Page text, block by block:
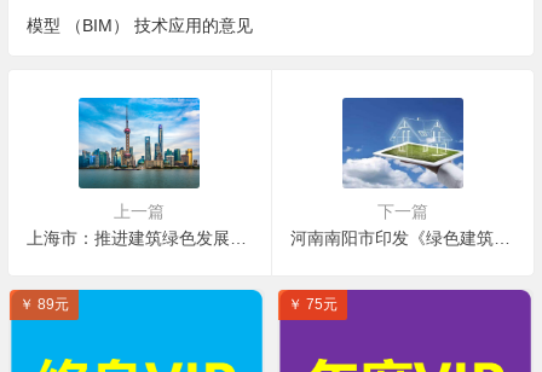
模型 （BIM） 技术应用的意见
上一篇
下一篇
河南南阳市印发《绿色建筑创建行动实施方案》：加大BIM技术推广应用
￥ 89元 ￥ 75元